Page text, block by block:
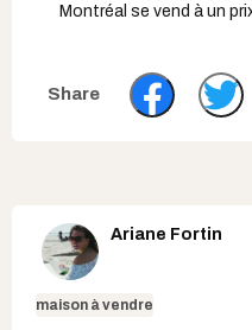
Montréal se vend à un
Ariane Fortin
maison à vendre